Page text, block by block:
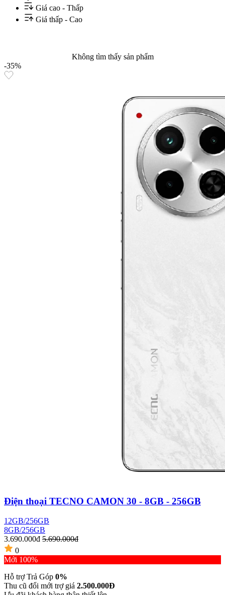
Giá cao - Thấp
Giá thấp - Cao
Không tìm thấy sản phẩm
-35%
Điện thoại TECNO CAMON 30 - 8GB - 256GB
12GB/256GB
8GB/256GB
3.690.000đ 5.690.000đ
0
Mới 100%
Hỗ trợ Trả Góp 0%
Thu cũ đổi mới trợ giá 2.500.000Đ